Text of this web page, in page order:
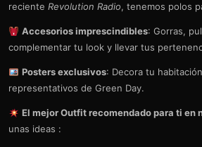
reciente Revolution Radio, tenemos polos
Accesorios imprescindibles: Gorras,
complementar tu look y llevar tus
Posters exclusivos: Decora tu
representativos de Green Day.
El mejor Outfit recomendado para ti en
unas ideas :